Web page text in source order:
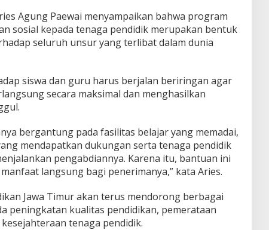
Agung Paewai menyampaikan bahwa program
sosial kepada tenaga pendidik merupakan bentuk
seluruh unsur yang terlibat dalam dunia
siswa dan guru harus berjalan beriringan agar
secara maksimal dan menghasilkan
bergantung pada fasilitas belajar yang memadai,
mendapatkan dukungan serta tenaga pendidik
pengabdiannya. Karena itu, bantuan ini
langsung bagi penerimanya,” kata Aries.
Jawa Timur akan terus mendorong berbagai
peningkatan kualitas pendidikan, pemerataan
tenaga pendidik.